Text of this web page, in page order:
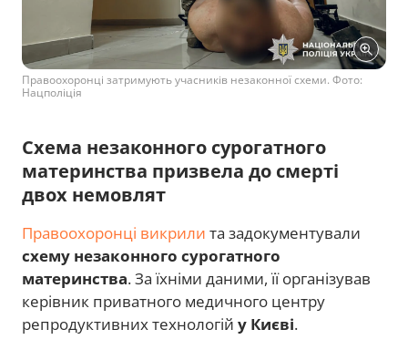
Правоохоронці затримують учасників незаконної схеми. Фото:
Нацполіція
Схема незаконного сурогатного
материнства призвела до смерті
двох немовлят
Правоохоронці викрили та задокументували
схему незаконного сурогатного
материнства. За їхніми даними, її організував
керівник приватного медичного центру
репродуктивних технологій у Києві.